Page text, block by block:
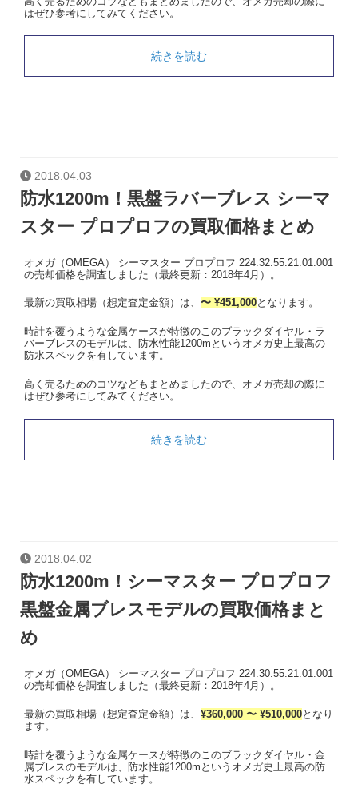
はぜひ参考にしてみてください。
続きを読む
2018.04.03
防水1200m！黒盤ラバーブレス シーマ
スター プロプロフの買取価格まとめ
オメガ（OMEGA） シーマスター プロプロフ 224.32.55.21.01.001
の売却価格を調査しました（最終更新：2018年4月）。
最新の買取相場（想定査定金額）は、 〜 ¥451,000となります。
時計を覆うような金属ケースが特徴のこのブラックダイヤル・ラ
バーブレスのモデルは、防水性能1200mというオメガ史上最高の
防水スペックを有しています。
高く売るためのコツなどもまとめましたので、オメガ売却の際に
はぜひ参考にしてみてください。
続きを読む
2018.04.02
防水1200m！シーマスター プロプロフ
黒盤金属ブレスモデルの買取価格まと
め
オメガ（OMEGA） シーマスター プロプロフ 224.30.55.21.01.001
の売却価格を調査しました（最終更新：2018年4月）。
最新の買取相場（想定査定金額）は、 ¥360,000 〜 ¥510,000となり
ます。
時計を覆うような金属ケースが特徴のこのブラックダイヤル・金
属ブレスのモデルは、防水性能1200mというオメガ史上最高の防
水スペックを有しています。